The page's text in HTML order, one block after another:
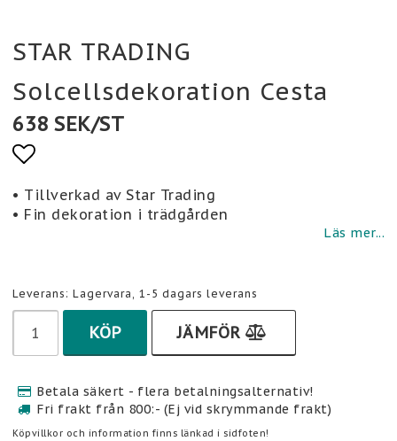
STAR TRADING
Solcellsdekoration Cesta
638 SEK/ST
Lägg till i favoritlistan
• Tillverkad av Star Trading
• Fin dekoration i trädgården
Läs mer...
Leverans: Lagervara, 1-5 dagars leverans
KÖP JÄMFÖR
Betala säkert - flera betalningsalternativ!
Fri frakt från 800:- (Ej vid skrymmande frakt)
Köpvillkor och information finns länkad i sidfoten!